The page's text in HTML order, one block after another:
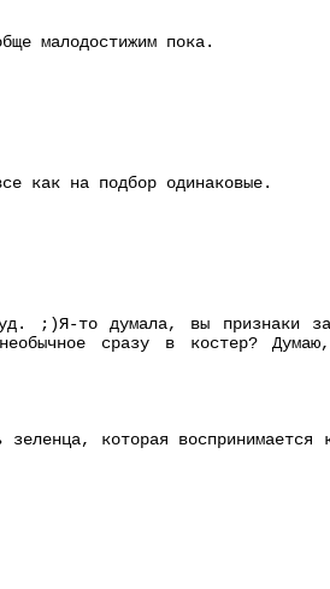
малодостижим пока.
как на подбор одинаковые.
то думала, вы признаки
сразу в костер? Думаю,
которая воспринимается